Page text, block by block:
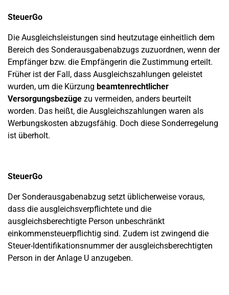
SteuerGo
Die Ausgleichsleistungen sind heutzutage einheitlich dem
Bereich des Sonderausgabenabzugs zuzuordnen, wenn der
Empfänger bzw. die Empfängerin die Zustimmung erteilt.
Früher ist der Fall, dass Ausgleichszahlungen geleistet
wurden, um die Kürzung beamtenrechtlicher
Versorgungsbezüge zu vermeiden, anders beurteilt
worden. Das heißt, die Ausgleichszahlungen waren als
Werbungskosten abzugsfähig. Doch diese Sonderregelung
ist überholt.
SteuerGo
Der Sonderausgabenabzug setzt üblicherweise voraus,
dass die ausgleichsverpflichtete und die
ausgleichsberechtigte Person unbeschränkt
einkommensteuerpflichtig sind. Zudem ist zwingend die
Steuer-Identifikationsnummer der ausgleichsberechtigten
Person in der Anlage U anzugeben.